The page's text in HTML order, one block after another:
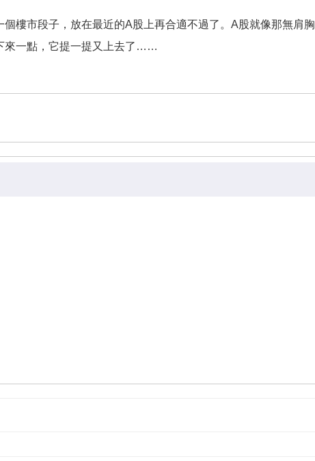
樓市段子，放在最近的A股上再合適不過了。A股就像那無肩
來一點，它提一提又上去了……